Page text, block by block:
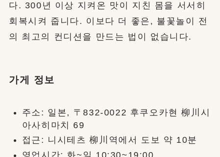
다. 300년 이상 지켜온 맛이 지친 몸을 서서히
회복시켜 줍니다. 이보다 더 좋은, 불꽃놀이 전
의 최고의 컨디션을 만드는 법이 없습니다.
가게 정보
주소: 일본, 〒832-0022 후쿠오카현 柳川시
아사히마치 69
접근: 니시테츠 柳川역에서 도보 약 10분
영업시간: 화~일 10:30~19:00